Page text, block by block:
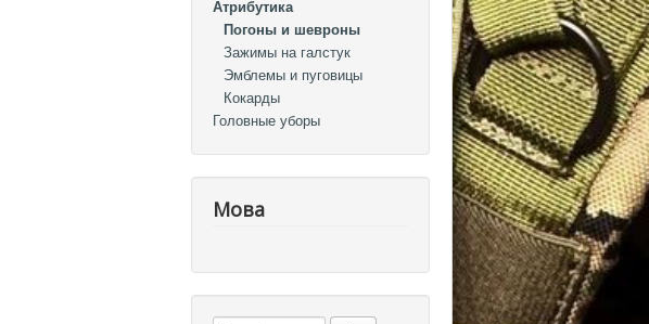
Атрибутика
Погоны и шевроны
Зажимы на галстук
Эмблемы и пуговицы
Кокарды
Головные уборы
Мова